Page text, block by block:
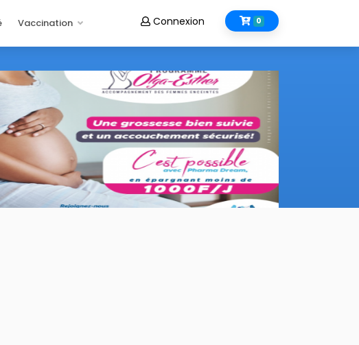
Vaccination 0
Connexion